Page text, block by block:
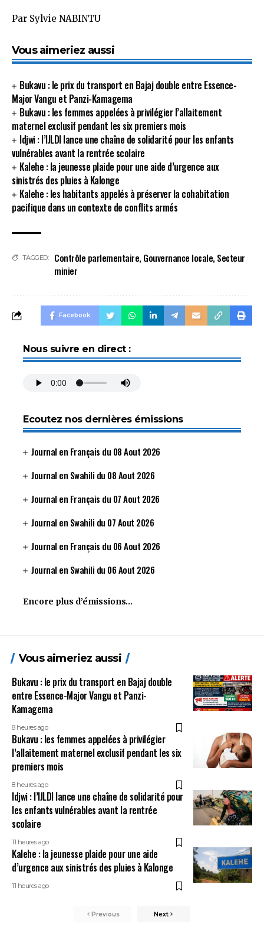
Par Sylvie NABINTU
Vous aimeriez aussi
Bukavu : le prix du transport en Bajaj double entre Essence-
Major Vangu et Panzi-Kamagema
Bukavu : les femmes appelées à privilégier l’allaitement
maternel exclusif pendant les six premiers mois
Idjwi : l’IJLDI lance une chaîne de solidarité pour les enfants
vulnérables avant la rentrée scolaire
Kalehe : la jeunesse plaide pour une aide d’urgence aux
sinistrés des pluies à Kalonge
Kalehe : les habitants appelés à préserver la cohabitation
pacifique dans un contexte de conflits armés
TAGGED: Contrôle parlementaire, Gouvernance locale, Secteur
minier
Facebook
Nous suivre en direct :
Ecoutez nos dernières émissions
Journal en Français du 08 Aout 2026
Journal en Swahili du 08 Aout 2026
Journal en Français du 07 Aout 2026
Journal en Swahili du 07 Aout 2026
Journal en Français du 06 Aout 2026
Journal en Swahili du 06 Aout 2026
Encore plus d’émissions…
Vous aimeriez aussi
Bukavu : le prix du transport en Bajaj double
entre Essence-Major Vangu et Panzi-
Kamagema
8 heures ago
Bukavu : les femmes appelées à privilégier
l’allaitement maternel exclusif pendant les six
premiers mois
8 heures ago
Idjwi : l’IJLDI lance une chaîne de solidarité pour
les enfants vulnérables avant la rentrée
scolaire
11 heures ago
Kalehe : la jeunesse plaide pour une aide
d’urgence aux sinistrés des pluies à Kalonge
11 heures ago
Previous Next